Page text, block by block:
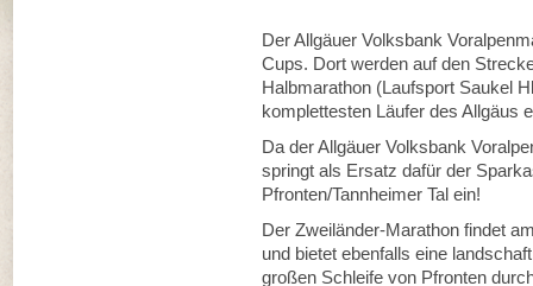
Der Allgäuer Volksbank
Cups. Dort werden auf den
Halbmarathon (Laufsport Saukel
komplettesten Läufer des Allgäus
Da der Allgäuer Volksbank
springt als Ersatz dafür der
Pfronten/Tannheimer Tal ein!
Der Zweiländer-Marathon findet
und bietet ebenfalls eine
großen Schleife von Pfronten